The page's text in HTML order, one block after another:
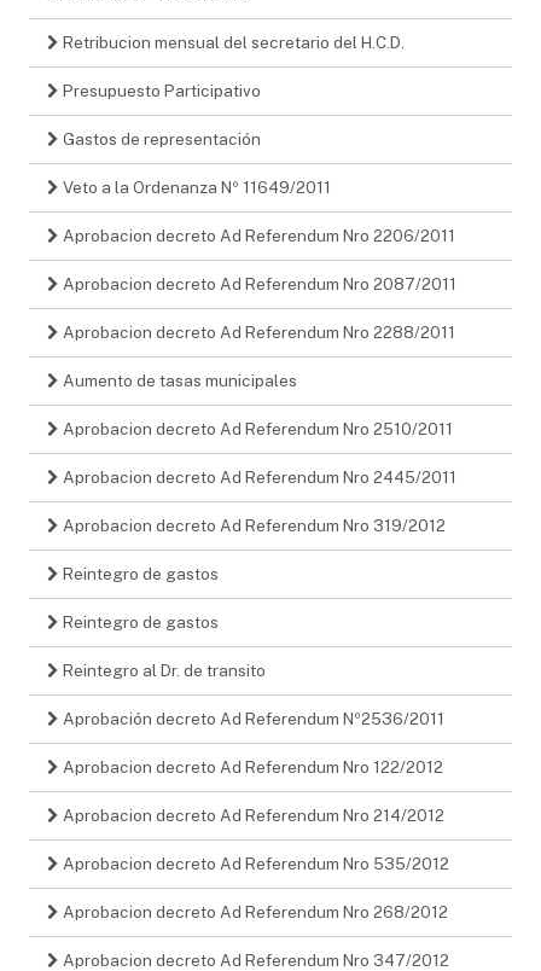
Retribucion mensual del secretario del H.C.D.
Presupuesto Participativo
Gastos de representación
Veto a la Ordenanza Nº 11649/2011
Aprobacion decreto Ad Referendum Nro 2206/2011
Aprobacion decreto Ad Referendum Nro 2087/2011
Aprobacion decreto Ad Referendum Nro 2288/2011
Aumento de tasas municipales
Aprobacion decreto Ad Referendum Nro 2510/2011
Aprobacion decreto Ad Referendum Nro 2445/2011
Aprobacion decreto Ad Referendum Nro 319/2012
Reintegro de gastos
Reintegro de gastos
Reintegro al Dr. de transito
Aprobación decreto Ad Referendum Nº2536/2011
Aprobacion decreto Ad Referendum Nro 122/2012
Aprobacion decreto Ad Referendum Nro 214/2012
Aprobacion decreto Ad Referendum Nro 535/2012
Aprobacion decreto Ad Referendum Nro 268/2012
Aprobacion decreto Ad Referendum Nro 347/2012